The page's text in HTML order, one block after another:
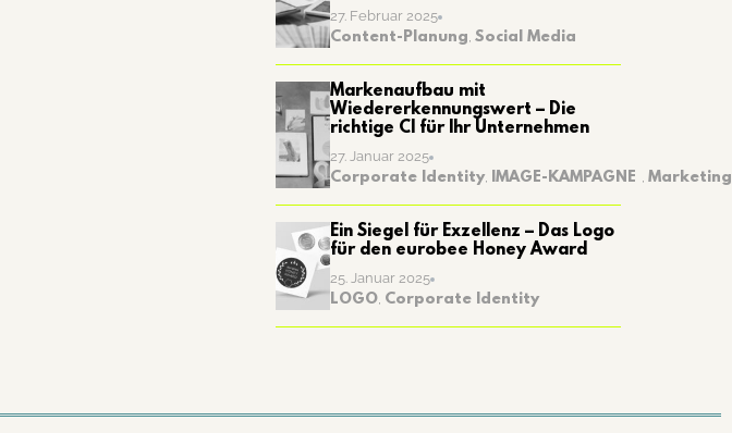
27. Februar 2025
Content-Planung, Social Media
Markenaufbau mit
Wiedererkennungswert – Die
richtige CI für Ihr Unternehmen
27. Januar 2025
Corporate Identity, IMAGE-KAMPAGNE ,
Ein Siegel für Exzellenz – Das Logo
für den eurobee Honey Award
25. Januar 2025
LOGO, Corporate Identity